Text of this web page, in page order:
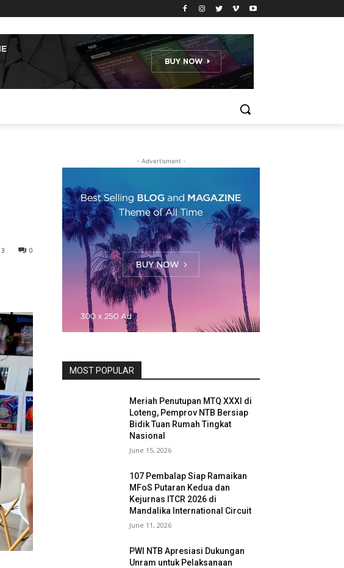
0
3
- Advertisment -
MOST POPULAR
Meriah Penutupan MTQ XXXI di
Loteng, Pemprov NTB Bersiap
Bidik Tuan Rumah Tingkat
Nasional
June 15, 2026
107 Pembalap Siap Ramaikan
MFoS Putaran Kedua dan
Kejurnas ITCR 2026 di
Mandalika International Circuit
June 11, 2026
PWI NTB Apresiasi Dukungan
Unram untuk Pelaksanaan